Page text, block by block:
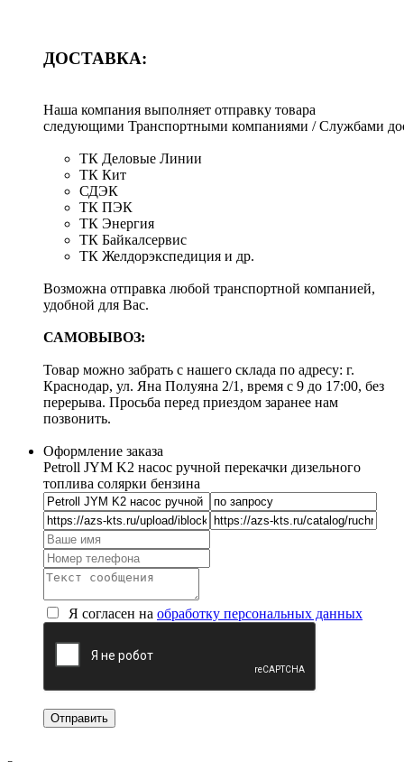
ДОСТАВКА:
Наша компания выполняет отправку товара
следующими Транспортными компаниями / Службами
ТК Деловые Линии
ТК Кит
СДЭК
ТК ПЭК
ТК Энергия
ТК Байкалсервис
ТК Желдорэкспедиция и др.
Возможна отправка любой транспортной компанией,
удобной для Вас.
САМОВЫВОЗ:
Товар можно забрать с нашего склада по адресу: г.
Краснодар, ул. Яна Полуяна 2/1, время с 9 до 17:00, без
перерыва. Просьба перед приездом заранее нам
позвонить.
Оформление заказа
Petroll JYM K2 насос ручной перекачки дизельного
топлива солярки бензина
Я согласен на обработку персональных данных